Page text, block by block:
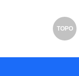
TOPO